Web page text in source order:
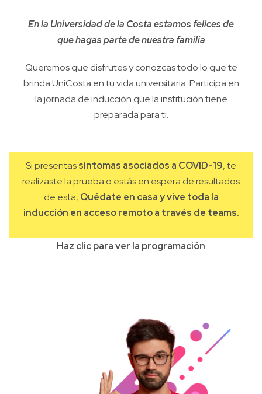
En la Universidad de la Costa estamos felices de
que hagas parte de nuestra familia
Queremos que disfrutes y conozcas todo lo que te
brinda UniCosta en tu vida universitaria. Participa en
la jornada de inducción que la institución tiene
preparada para ti.
Si presentassíntomas asociados a COVID-19, te
realizaste la prueba o estás en espera de resultados
de esta, Quédate en casa y vive toda la
inducción en acceso remoto a través de teams.
Haz clic para ver la programación